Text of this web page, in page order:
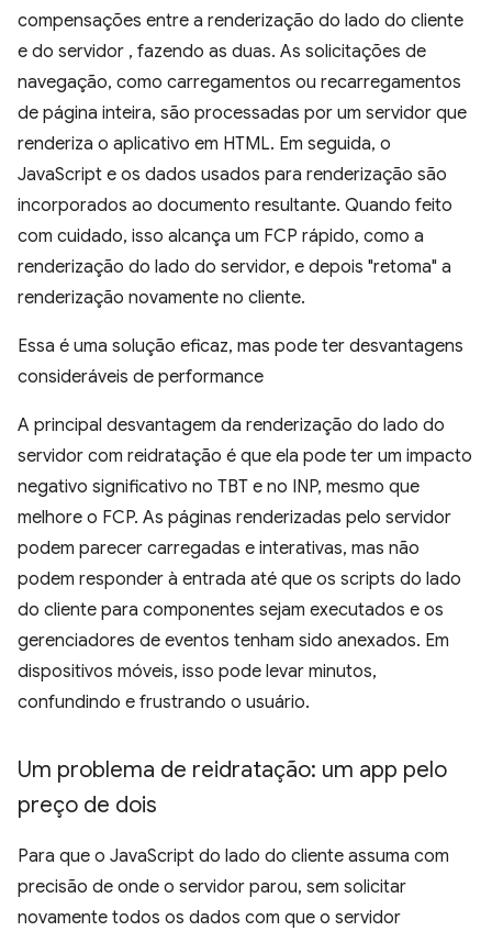
compensações entre a renderização do lado do cliente
e do servidor , fazendo as duas. As solicitações de
navegação, como carregamentos ou recarregamentos
de página inteira, são processadas por um servidor que
renderiza o aplicativo em HTML. Em seguida, o
JavaScript e os dados usados para renderização são
incorporados ao documento resultante. Quando feito
com cuidado, isso alcança um FCP rápido, como a
renderização do lado do servidor, e depois "retoma" a
renderização novamente no cliente.
Essa é uma solução eficaz, mas pode ter desvantagens
consideráveis de performance
A principal desvantagem da renderização do lado do
servidor com reidratação é que ela pode ter um impacto
negativo significativo no TBT e no INP, mesmo que
melhore o FCP. As páginas renderizadas pelo servidor
podem parecer carregadas e interativas, mas não
podem responder à entrada até que os scripts do lado
do cliente para componentes sejam executados e os
gerenciadores de eventos tenham sido anexados. Em
dispositivos móveis, isso pode levar minutos,
confundindo e frustrando o usuário.
Um problema de reidratação: um app pelo
preço de dois
Para que o JavaScript do lado do cliente assuma com
precisão de onde o servidor parou, sem solicitar
novamente todos os dados com que o servidor